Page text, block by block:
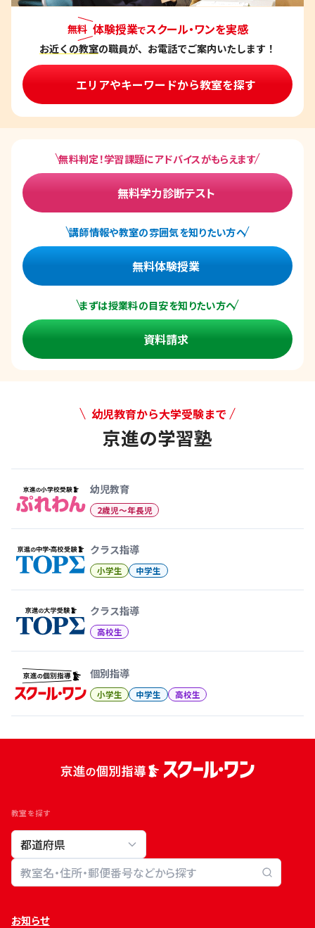
無料 体験授業でスクール・ワンを実感
お近くの教室の職員が、お電話でご案内いたします！
エリアやキーワードから教室を探す
無料判定！学習課題にアドバイスがもらえます
無料学力診断テスト
講師情報や教室の雰囲気を知りたい方へ
無料体験授業
まずは授業料の目安を知りたい方へ
資料請求
幼児教育から大学受験まで
京進の学習塾
幼児教育
2歳児〜年長児
クラス指導
小学生 中学生
クラス指導
高校生
個別指導
小学生 中学生 高校生
教室を探す
教室検索
お知らせ